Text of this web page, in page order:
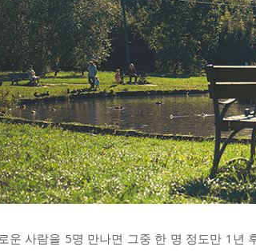
운 사람을 5명 만나면 그중 한 명 정도만 1년